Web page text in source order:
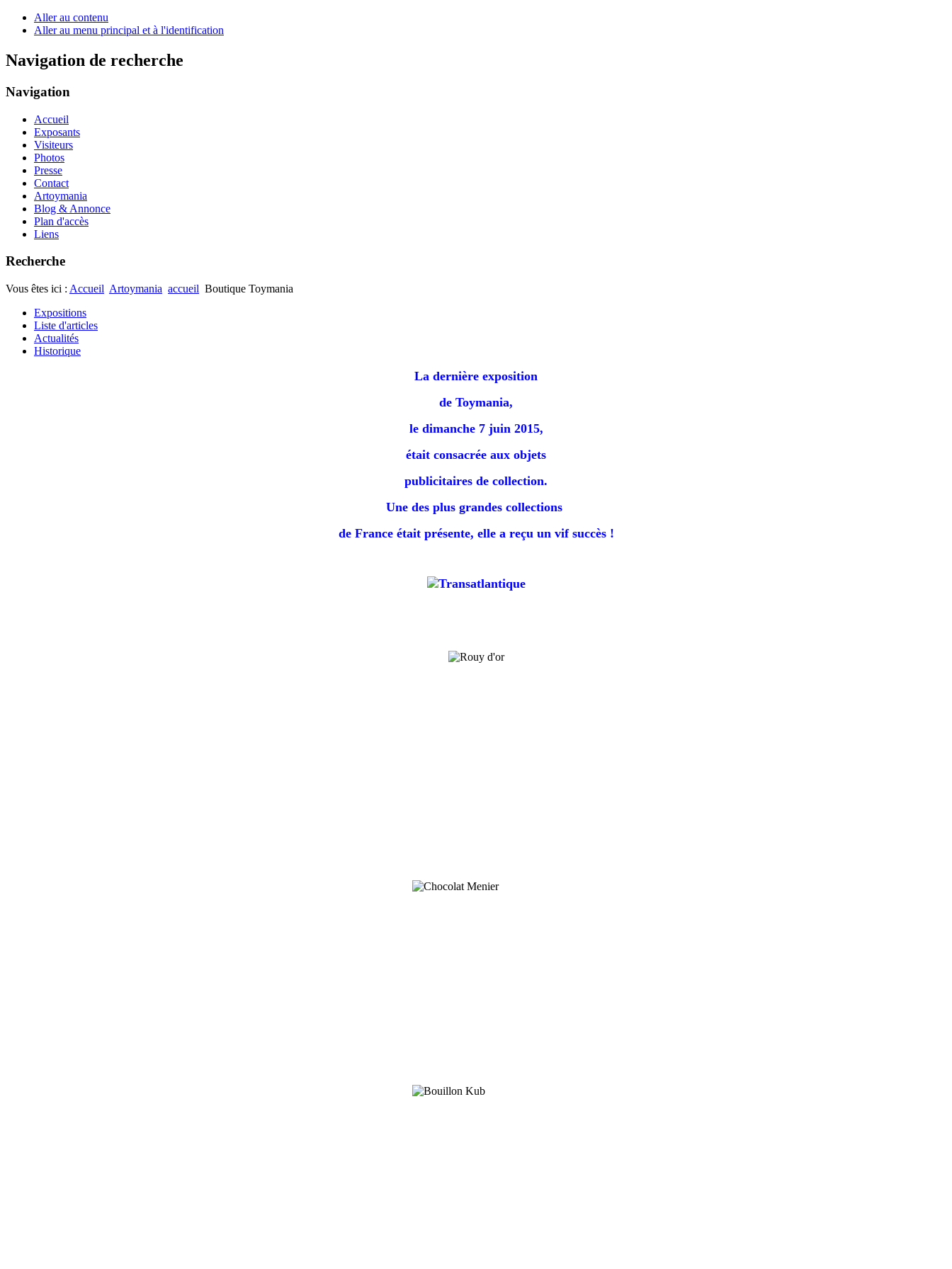
Aller au contenu
Aller au menu principal et à l'identification
Navigation de recherche
Navigation
Accueil
Exposants
Visiteurs
Photos
Presse
Contact
Artoymania
Blog & Annonce
Plan d'accès
Liens
Recherche
Vous êtes ici : Accueil Artoymania accueil Boutique Toymania
Expositions
Liste d'articles
Actualités
Historique
La dernière exposition
de Toymania,
le dimanche 7 juin 2015,
était consacrée aux objets
publicitaires de collection.
Une des plus grandes collections
de France était présente, elle a reçu un vif succès !